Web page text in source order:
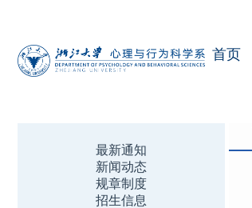
首页
最新通知
新闻动态
规章制度
招生信息